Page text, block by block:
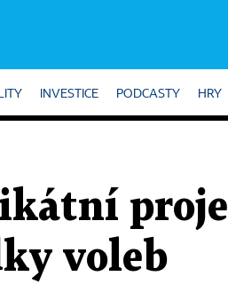
INVESTICE PODCASTY HRY
voleb